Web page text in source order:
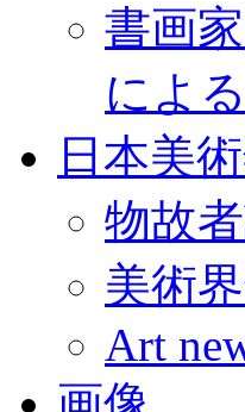
書画
による
日本美
物故
美術
Art